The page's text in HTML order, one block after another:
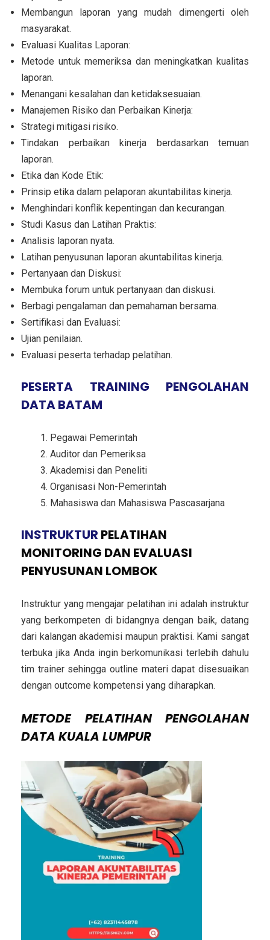
Membangun laporan yang mudah dimengerti oleh
masyarakat.
Evaluasi Kualitas Laporan:
Metode untuk memeriksa dan meningkatkan kualitas
laporan.
Menangani kesalahan dan ketidaksesuaian.
Manajemen Risiko dan Perbaikan Kinerja:
Strategi mitigasi risiko.
Tindakan perbaikan kinerja berdasarkan temuan
laporan.
Etika dan Kode Etik:
Prinsip etika dalam pelaporan akuntabilitas kinerja.
Menghindari konflik kepentingan dan kecurangan.
Studi Kasus dan Latihan Praktis:
Analisis laporan nyata.
Latihan penyusunan laporan akuntabilitas kinerja.
Pertanyaan dan Diskusi:
Membuka forum untuk pertanyaan dan diskusi.
Berbagi pengalaman dan pemahaman bersama.
Sertifikasi dan Evaluasi:
Ujian penilaian.
Evaluasi peserta terhadap pelatihan.
PESERTA TRAINING PENGOLAHAN
DATA BATAM
Pegawai Pemerintah
Auditor dan Pemeriksa
Akademisi dan Peneliti
Organisasi Non-Pemerintah
Mahasiswa dan Mahasiswa Pascasarjana
INSTRUKTUR PELATIHAN
MONITORING DAN EVALUASI
PENYUSUNAN LOMBOK
Instruktur yang mengajar pelatihan ini adalah instruktur
yang berkompeten di bidangnya dengan baik, datang
dari kalangan akademisi maupun praktisi. Kami sangat
terbuka jika Anda ingin berkomunikasi terlebih dahulu
tim trainer sehingga outline materi dapat disesuaikan
dengan outcome kompetensi yang diharapkan.
METODE PELATIHAN PENGOLAHAN
DATA KUALA LUMPUR